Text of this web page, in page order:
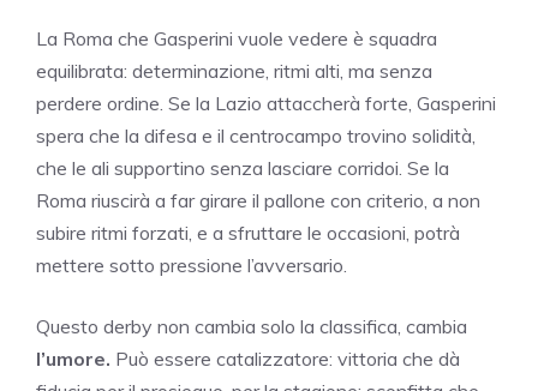
La Roma che Gasperini vuole vedere è squadra
equilibrata: determinazione, ritmi alti, ma senza
perdere ordine. Se la Lazio attaccherà forte, Gasperini
spera che la difesa e il centrocampo trovino solidità,
che le ali supportino senza lasciare corridoi. Se la
Roma riuscirà a far girare il pallone con criterio, a non
subire ritmi forzati, e a sfruttare le occasioni, potrà
mettere sotto pressione l’avversario.
Questo derby non cambia solo la classifica, cambia
l’umore. Può essere catalizzatore: vittoria che dà